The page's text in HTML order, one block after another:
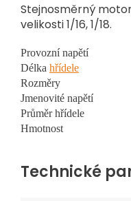
Stejnosměrný
velikosti 1/16, 1/18.
Provozní napětí
Délka hřídele
Rozměry
Jmenovité napětí
Průměr hřídele
Hmotnost
Technické